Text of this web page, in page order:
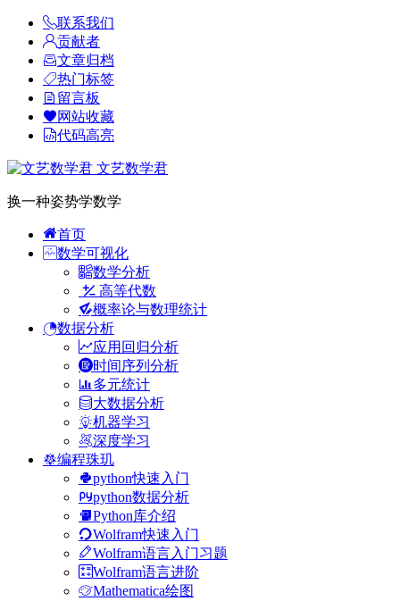
联系我们
贡献者
文章归档
热门标签
留言板
网站收藏
代码高亮
文艺数学君
换一种姿势学数学
首页
数学可视化
数学分析
高等代数
概率论与数理统计
数据分析
应用回归分析
时间序列分析
多元统计
大数据分析
机器学习
深度学习
编程珠玑
python快速入门
python数据分析
Python库介绍
Wolfram快速入门
Wolfram语言入门习题
Wolfram语言进阶
Mathematica绘图